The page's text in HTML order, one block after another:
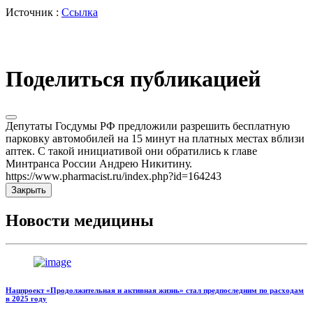
Источник : Ссылка
Поделиться публикацией
Депутаты Госдумы РФ предложили разрешить бесплатную
парковку автомобилей на 15 минут на платных местах вблизи
аптек. С такой инициативой они обратились к главе
Минтранса России Андрею Никитину.
https://www.pharmacist.ru/index.php?id=164243
Закрыть
Новости медицины
Нацпроект «Продолжительная и активная жизнь» стал предпоследним по расходам
в 2025 году